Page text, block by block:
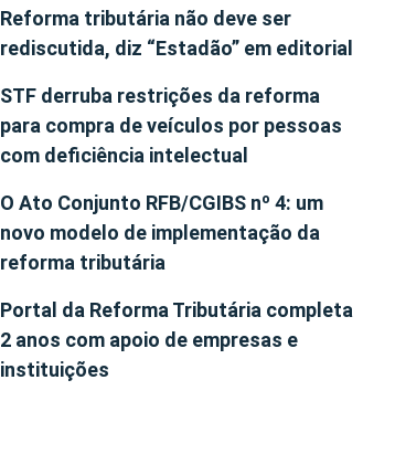
Reforma tributária não deve ser
rediscutida, diz “Estadão” em editorial
STF derruba restrições da reforma
para compra de veículos por pessoas
com deficiência intelectual
O Ato Conjunto RFB/CGIBS nº 4: um
novo modelo de implementação da
reforma tributária
Portal da Reforma Tributária completa
2 anos com apoio de empresas e
instituições